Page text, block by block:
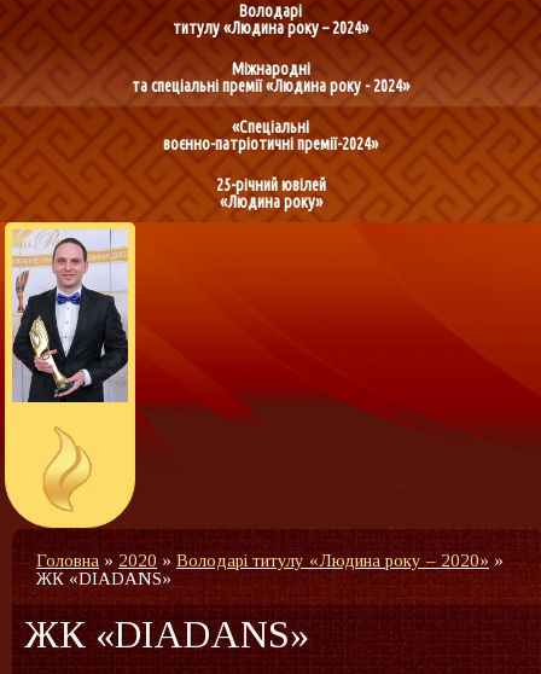
Володарі
титулу «Людина року – 2024»
Міжнародні
та спеціальні премії «Людина року - 2024»
«Спеціальні
воєнно-патріотичні премії-2024»
25-річний ювілей
«Людина року»
Головна »2020»Володарі титулу «Людина року – 2020» »
ЖК «DIADANS»
ЖК «DIADANS»